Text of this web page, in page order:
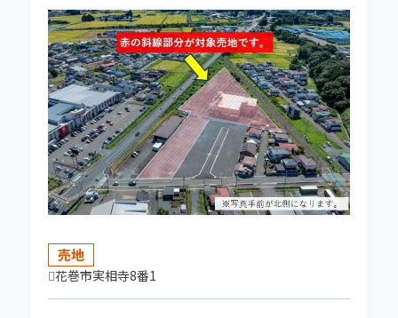
2026-01-28
【賃貸仲介・管理業務終了のお知らせ】令和5年
よりアパート・貸家のご紹介は行っておりませ
ん。よろしくお願いいたします。
2025-12-23
★NEW★ 花巻上町 花巻アーケード商店街中
心地の売地販売開始しました！
2025-11-13
奥州市水沢真城垣ノ内 中古住宅 ご成約いただ
きました。
売地
花巻市実相寺8番1